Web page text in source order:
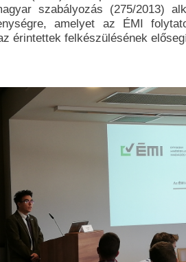
szabályozás (275/2013)
amelyet az ÉMI
érintettek felkészülésének